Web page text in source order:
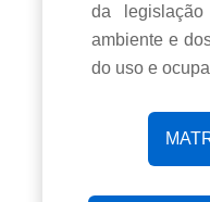
da
ambiente e
do uso e